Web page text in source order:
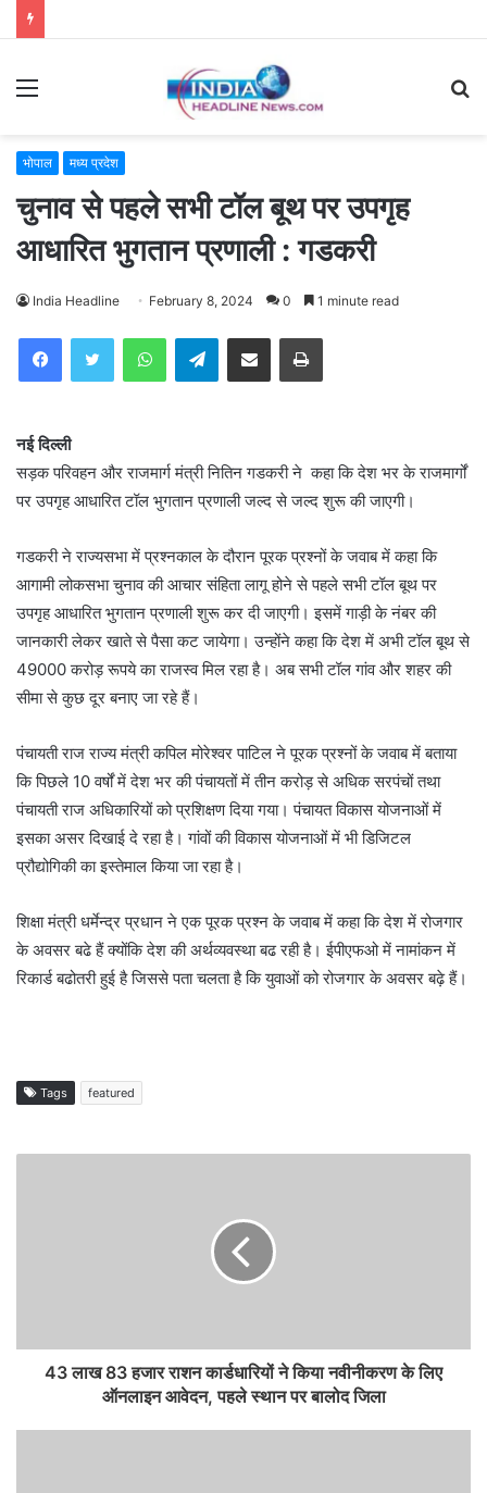
Menu
भोपाल मध्य प्रदेश
चुनाव से पहले सभी टॉल बूथ पर उपगृह
आधारित भुगतान प्रणाली : गडकरी
India Headline February 8, 2024 0 1 minute read
WhatsAppTelegramShare via Email Print
नई दिल्ली
सड़क परिवहन और राजमार्ग मंत्री नितिन गडकरी ने कहा कि देश भर के राजमार्गों
पर उपगृह आधारित टॉल भुगतान प्रणाली जल्द से जल्द शुरू की जाएगी।
गडकरी ने राज्यसभा में प्रश्नकाल के दौरान पूरक प्रश्नों के जवाब में कहा कि
आगामी लोकसभा चुनाव की आचार संहिता लागू होने से पहले सभी टॉल बूथ पर
उपगृह आधारित भुगतान प्रणाली शुरू कर दी जाएगी। इसमें गाड़ी के नंबर की
जानकारी लेकर खाते से पैसा कट जायेगा। उन्होंने कहा कि देश में अभी टॉल बूथ से
49000 करोड़ रूपये का राजस्व मिल रहा है। अब सभी टॉल गांव और शहर की
सीमा से कुछ दूर बनाए जा रहे हैं।
पंचायती राज राज्य मंत्री कपिल मोरेश्वर पाटिल ने पूरक प्रश्नों के जवाब में बताया
कि पिछले 10 वर्षों में देश भर की पंचायतों में तीन करोड़ से अधिक सरपंचों तथा
पंचायती राज अधिकारियों को प्रशिक्षण दिया गया। पंचायत विकास योजनाओं में
इसका असर दिखाई दे रहा है। गांवों की विकास योजनाओं में भी डिजिटल
प्रौद्योगिकी का इस्तेमाल किया जा रहा है।
शिक्षा मंत्री धर्मेन्द्र प्रधान ने एक पूरक प्रश्न के जवाब में कहा कि देश में रोजगार
के अवसर बढे हैं क्योंकि देश की अर्थव्यवस्था बढ रही है। ईपीएफओ में नामांकन में
रिकार्ड बढोतरी हुई है जिससे पता चलता है कि युवाओं को रोजगार के अवसर बढ़े हैं।
Tags featured
43 लाख 83 हजार राशन कार्डधारियों ने किया नवीनीकरण के लिए
ऑनलाइन आवेदन, पहले स्थान पर बालोद जिला